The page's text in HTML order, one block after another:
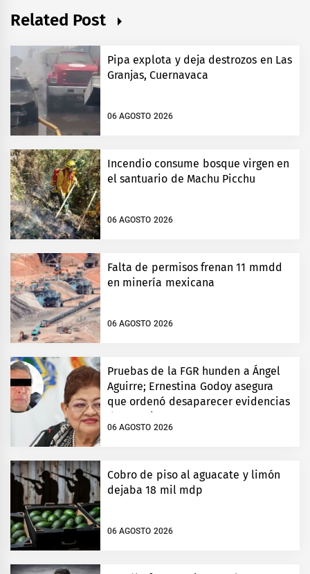
Related Post
Pipa explota y deja destrozos en Las
Granjas, Cuernavaca
06 AGOSTO 2026
Incendio consume bosque virgen en
el santuario de Machu Picchu
06 AGOSTO 2026
Falta de permisos frenan 11 mmdd
en minería mexicana
06 AGOSTO 2026
Pruebas de la FGR hunden a Ángel
Aguirre; Ernestina Godoy asegura
que ordenó desaparecer evidencias
de Ayotzinapa
06 AGOSTO 2026
Cobro de piso al aguacate y limón
dejaba 18 mil mdp
06 AGOSTO 2026